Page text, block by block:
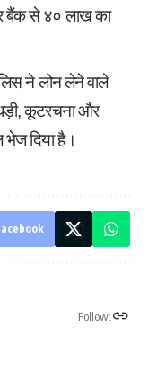
बैंक से ४० लाख का
ने लोन लेने वाले
कूटरचना और
भेज दिया है।
Follow: